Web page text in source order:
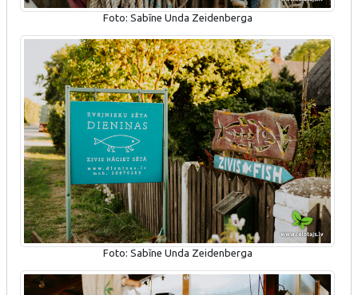
Foto: Sabīne Unda Zeidenberga
Foto: Sabīne Unda Zeidenberga